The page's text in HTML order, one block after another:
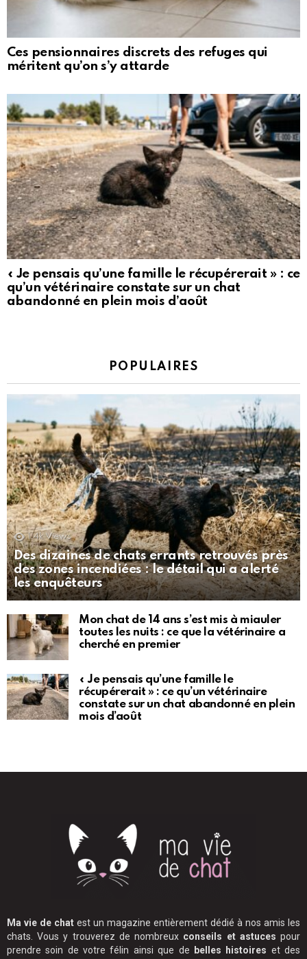
Ces pensionnaires discrets des refuges qui
méritent qu’on s’y attarde
« Je pensais qu’une famille le récupérerait » : ce
qu’un vétérinaire constate sur un chat
abandonné en plein mois d’août
POPULAIRES
1.4k Views
Des dizaines de chats errants retrouvés près
des zones incendiées : le détail qui a alerté
les enquêteurs
Mon chat de 14 ans s’est mis à miauler
toutes les nuits : ce que la vétérinaire a
cherché en premier
« Je pensais qu’une famille le
récupérerait » : ce qu’un vétérinaire
constate sur un chat abandonné en plein
mois d’août
Ma vie de chat est un magazine entièrement dédié à nos amis les
chats. Vous y trouverez de nombreux conseils et astuces pour
prendre soin de votre félin ainsi que de
belles histoires et des